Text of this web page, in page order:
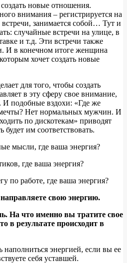
новые отношения.
внимания – регистрируется на
встречи, занимается собой… Тут и
случайные встречи на улице, в
и т.д. Эти встречи также
И в конечном итоге женщина
хочет создать новые
для того, чтобы создать
в эту сферу свое внимание,
И подобные вздохи: «Где же
Нет нормальных мужчин. И
по дискотекам» приводят
будет им соответствовать.
мысли, где ваша энергия?
где ваша энергия?
по работе, где ваша энергия?
свою энергию.
На что именно вы тратите свое
в результате происходит в
энергией, если вы ее
себя уставшей.